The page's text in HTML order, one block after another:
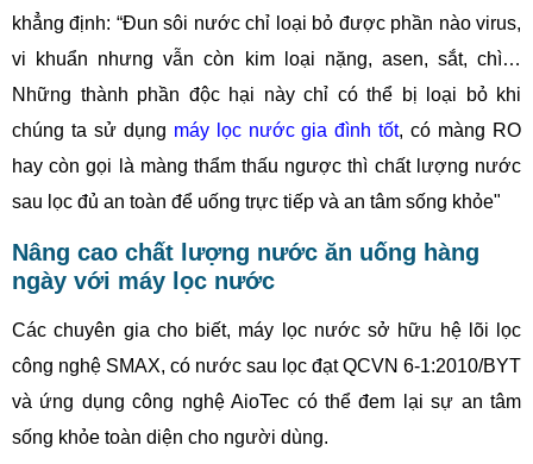
khẳng định: “Đun sôi nước chỉ loại bỏ được phần nào virus,
vi khuẩn nhưng vẫn còn kim loại nặng, asen, sắt, chì…
Những thành phần độc hại này chỉ có thể bị loại bỏ khi
chúng ta sử dụng máy lọc nước gia đình tốt, có màng RO
hay còn gọi là màng thẩm thấu ngược thì chất lượng nước
sau lọc đủ an toàn để uống trực tiếp và an tâm sống khỏe"
Nâng cao chất lượng nước ăn uống hàng
ngày với máy lọc nước
Các chuyên gia cho biết, máy lọc nước sở hữu hệ lõi lọc
công nghệ SMAX, có nước sau lọc đạt QCVN 6-1:2010/BYT
và ứng dụng công nghệ AioTec có thể đem lại sự an tâm
sống khỏe toàn diện cho người dùng.